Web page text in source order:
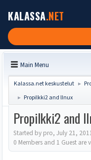
KALASSA.NET
Main Menu
Kalassa.net keskustelut ►
► Propilkki2 and lInux
Propilkki2 and
Started by pro, July 21,
0 Members and 1 Guest are